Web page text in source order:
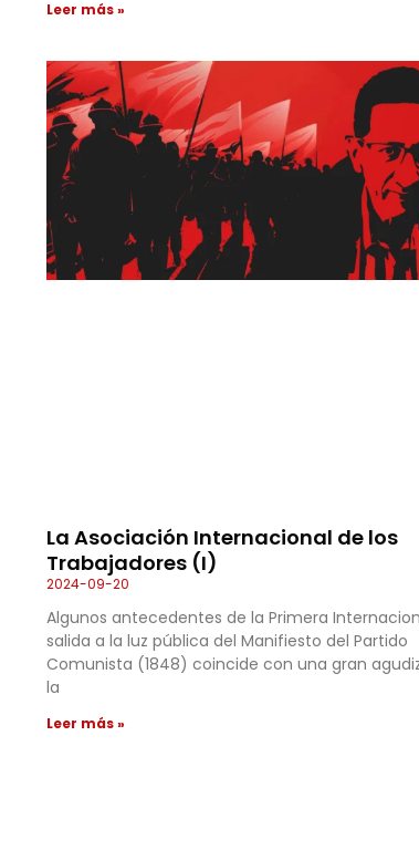
Leer más »
La Asociación Internacional de los
Trabajadores (I)
2024-09-20
Algunos antecedentes de la Primera
salida a la luz pública del Manifiesto del Partido
Comunista (1848) coincide con una gran
la
Leer más »